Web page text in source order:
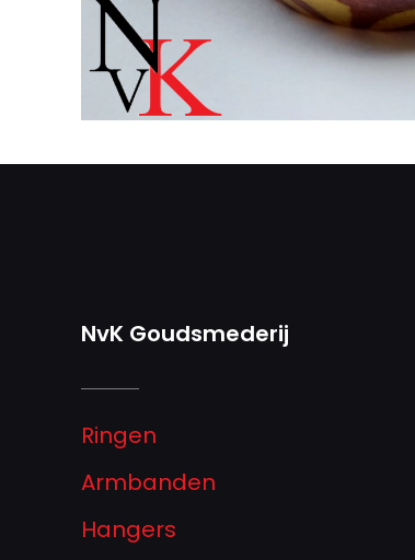
NvK Goudsmederij
Ringen
Armbanden
Hangers